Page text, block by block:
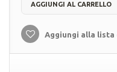
AGGIUNGI AL CARRELLO
Aggiungi alla lista